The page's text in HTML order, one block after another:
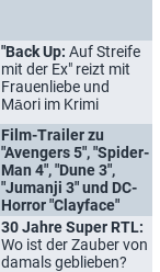
"Back Up: Auf Streife
mit der Ex" reizt mit
Frauenliebe und
Māori im Krimi
Film-Trailer zu
"Avengers 5", "Spider-
Man 4", "Dune 3",
"Jumanji 3" und DC-
Horror "Clayface"
30 Jahre Super RTL:
Wo ist der Zauber von
damals geblieben?